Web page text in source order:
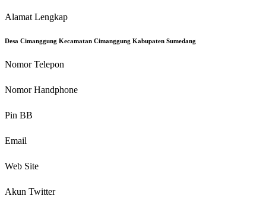
Alamat Lengkap
Desa Cimanggung Kecamatan Cimanggung Kabupaten Sumedang
Nomor Telepon
Nomor Handphone
Pin BB
Email
Web Site
Akun Twitter